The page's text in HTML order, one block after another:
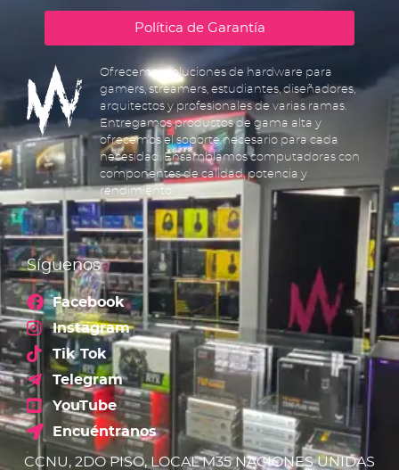
Política de Garantía
Ofrecemos soluciones de hardware para
gamers, streamers, estudiantes, diseñadores,
arquitectos y profesionales de varias ramas.
Entregamos productos de gama alta y
ofrecemos el soporte necesario para cada
necesidad. Ensamblamos computadoras con
componentes de calidad, potencia y
rendimiento.
Síguenos
Facebook
Instagram
Tik Tok
Telegram
YouTube
Encuéntranos
CCNU, 2DO PISO, LOCAL M35 NACIONES UNIDAS